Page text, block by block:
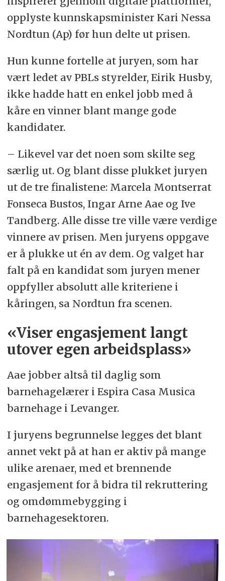
opplyste kunnskapsminister Kari Nessa
Nordtun (Ap) før hun delte ut prisen.
Hun kunne fortelle at juryen, som har
vært ledet av PBLs styrelder, Eirik Husby,
ikke hadde hatt en enkel jobb med å
kåre en vinner blant mange gode
kandidater.
– Likevel var det noen som skilte seg
særlig ut. Og blant disse plukket juryen
ut de tre finalistene: Marcela Montserrat
Fonseca Bustos, Ingar Arne Aae og Ive
Tandberg. Alle disse tre ville være verdige
vinnere av prisen. Men juryens oppgave
er å plukke ut én av dem. Og valget har
falt på en kandidat som juryen mener
oppfyller absolutt alle kriteriene i
kåringen, sa Nordtun fra scenen.
«Viser engasjement langt
utover egen arbeidsplass»
Aae jobber altså til daglig som
barnehagelærer i Espira Casa Musica
barnehage i Levanger.
I juryens begrunnelse legges det blant
annet vekt på at han er aktiv på mange
ulike arenaer, med et brennende
engasjement for å bidra til rekruttering
og omdømmebygging i
barnehagesektoren.